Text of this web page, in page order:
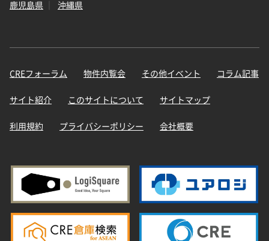
鹿児島県
沖縄県
CREフォーラム 物件内覧会 その他イベント コラム記事
サイト紹介 このサイトについて サイトマップ
利用規約 プライバシーポリシー 会社概要